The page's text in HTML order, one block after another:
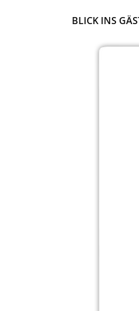
BLICK INS